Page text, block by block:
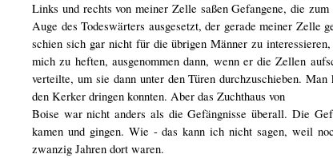
Links und rechts von meiner Zelle saßen Gefangene, die
Auge des Todeswärters ausgesetzt, der gerade meiner
schien sich gar nicht für die übrigen Männer zu
mich zu heften, ausgenommen dann, wenn er die Zellen
verteilte, um sie dann unter den Türen durchzuschieben.
den Kerker dringen konnten. Aber das Zuchthaus von
Boise war nicht anders als die Gefängnisse überall. Die
kamen und gingen. Wie - das kann ich nicht sagen, weil
zwanzig Jahren dort waren.